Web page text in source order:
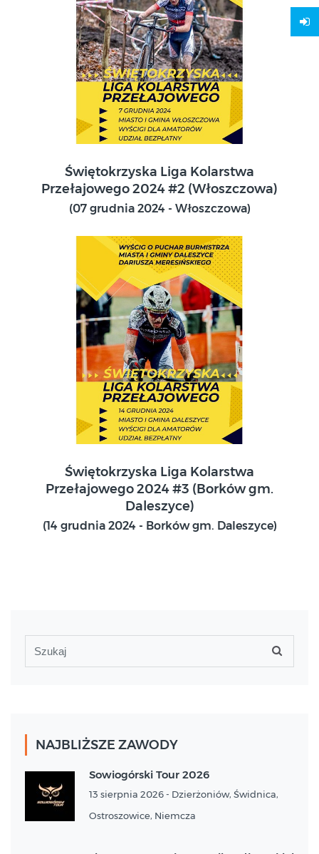
Włoszczowa
Świętokrzyska Liga Kolarstwa
Przełajowego 2024 #2 (Włoszczowa)
(07 grudnia 2024 - Włoszczowa)
Borków gm. Daleszyce
Świętokrzyska Liga Kolarstwa
Przełajowego 2024 #3 (Borków gm.
Daleszyce)
(14 grudnia 2024 - Borków gm. Daleszyce)
NAJBLIŻSZE ZAWODY
Sowiogórski Tour 2026
13 sierpnia 2026 - Dzierżoniów, Świdnica,
Ostroszowice, Niemcza